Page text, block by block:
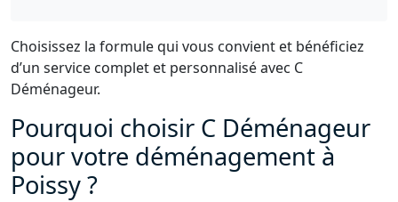
Choisissez la formule qui vous convient et bénéficiez
d’un service complet et personnalisé avec C
Déménageur.
Pourquoi choisir C Déménageur
pour votre déménagement à
Poissy ?